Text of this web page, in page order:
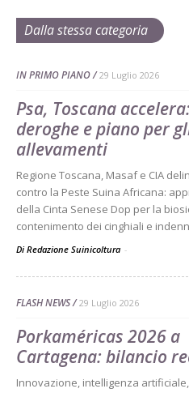
Dalla stessa categoria
IN PRIMO PIANO 29 Luglio 2026
Psa, Toscana accelera:
deroghe e piano per
allevamenti
Regione Toscana, Masaf e CIA
contro la Peste Suina Africana:
della Cinta Senese Dop per la
contenimento dei cinghiali e
Di Redazione Suinicoltura -
FLASH NEWS 29 Luglio 2026
Porkaméricas 2026 a
Cartagena: bilancio
Innovazione, intelligenza